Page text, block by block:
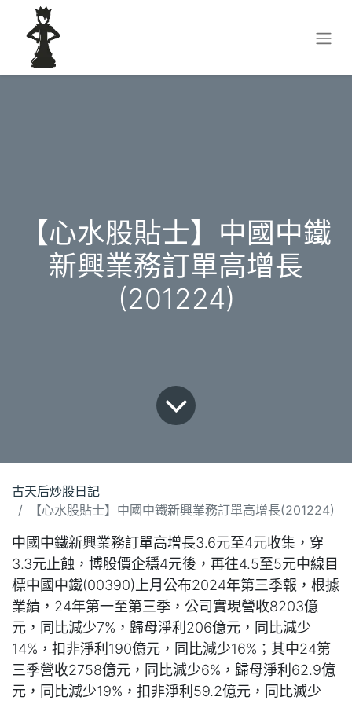
【心水股貼士】中國中鐵
新興業務訂單高增長
(201224)
古天后炒股日記
【心水股貼士】中國中鐵新興業務訂單高增長(201224)
中國中鐵新興業務訂單高增長3.6元至4元收集，穿
3.3元止蝕，博股價企穩4元後，再往4.5至5元中線目
標中國中鐵(00390)上月公布2024年第三季報，根據
業績，24年第一至第三季，公司實現營收8203億
元，同比減少7%，歸母淨利206億元，同比減少
14%，扣非淨利190億元，同比減少16%；其中24第
三季營收2758億元，同比減少6%，歸母淨利62.9億
元，同比減少19%，扣非淨利59.2億元，同比滅少